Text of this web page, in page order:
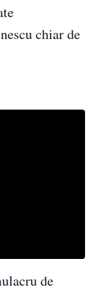
chiar de
de